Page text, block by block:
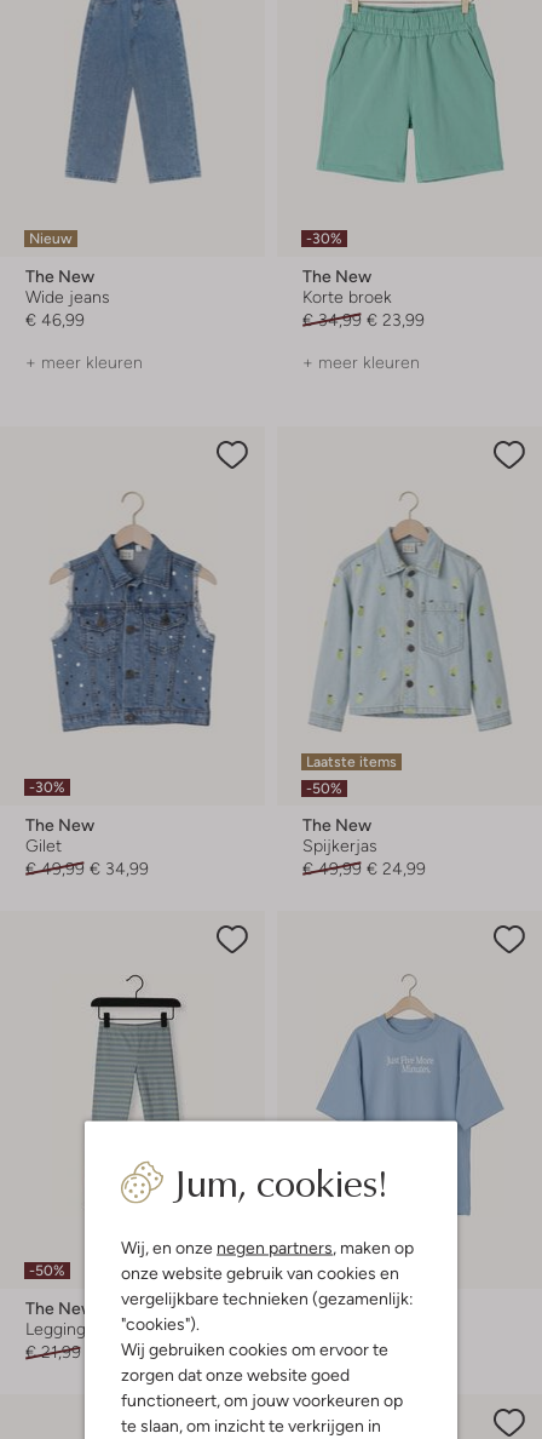
Jum, cookies!
Wij, en onze negen partners, maken op
onze website gebruik van cookies en
vergelijkbare technieken (gezamenlijk:
"cookies").
Wij gebruiken cookies om ervoor te
zorgen dat onze website goed
functioneert, om jouw voorkeuren op
te slaan, om inzicht te verkrijgen in
Nieuw
The New
Wide jeans
€ 46,99
+ meer kleuren
-30%
The New
Korte broek
€ 34,99 € 23,99
+ meer kleuren
-30%
The New
Gilet
€ 49,99 € 34,99
Laatste items
-50%
The New
Spijkerjas
€ 49,99 € 24,99
-50%
The New
Legging
€ 21,99
€ 10,99
Laatste items
-50%
The New
€ 29,99 € 14,99